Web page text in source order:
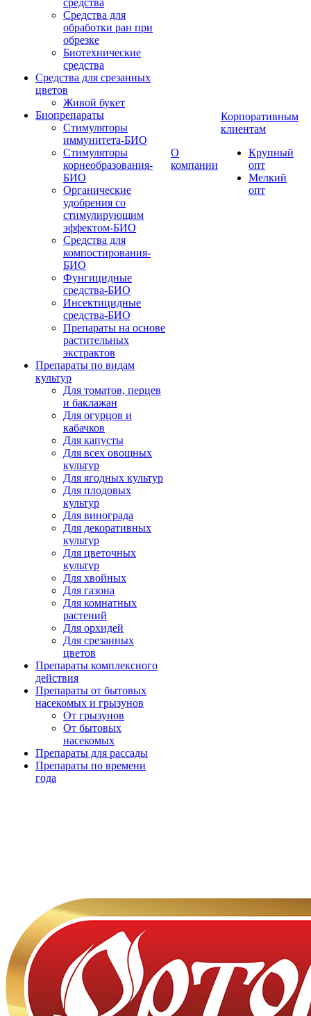
средства
Средства для
обработки ран при
обрезке
Биотехнические
средства
Средства для срезанных
цветов
Живой букет
Биопрепараты
Стимуляторы
иммунитета-БИО
Стимуляторы
корнеобразования-
БИО
Органические
удобрения со
стимулирующим
эффектом-БИО
Средства для
компостирования-
БИО
Фунгицидные
средства-БИО
Инсектицидные
средства-БИО
Препараты на основе
растительных
экстрактов
Препараты по видам
культур
Для томатов, перцев
и баклажан
Для огурцов и
кабачков
Для капусты
Для всех овощных
культур
Для ягодных культур
Для плодовых
культур
Для винограда
Для декоративных
культур
Для цветочных
культур
Для хвойных
Для газона
Для комнатных
растений
Для орхидей
Для срезанных
цветов
Препараты комплексного
действия
Препараты от бытовых
насекомых и грызунов
От грызунов
От бытовых
насекомых
Препараты для рассады
Препараты по времени
года
О
компании
Корпоративным
клиентам
Крупный
опт
Мелкий
опт